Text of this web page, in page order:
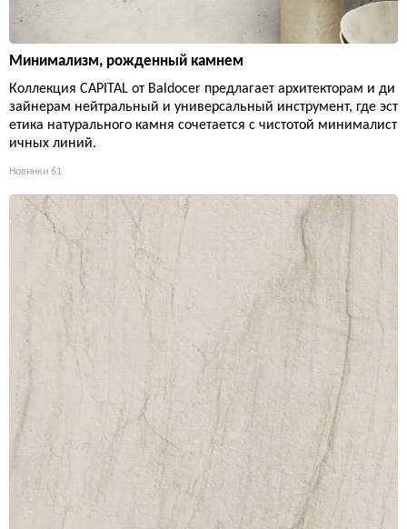
Минимализм, рожденный камнем
Коллекция CAPITAL от Baldocer предлагает архитекторам и ди
зайнерам нейтральный и универсальный инструмент, где эст
етика натурального камня сочетается с чистотой минималист
ичных линий.
Новинки 61